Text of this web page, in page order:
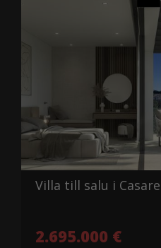
Villa till salu i
2.695.000 €